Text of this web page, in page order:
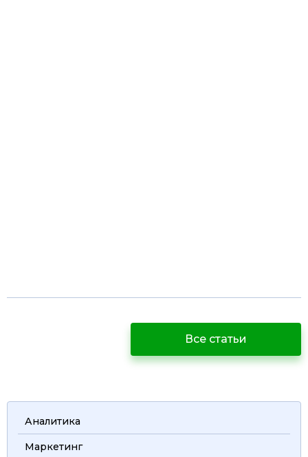
Все статьи
Аналитика
Маркетинг